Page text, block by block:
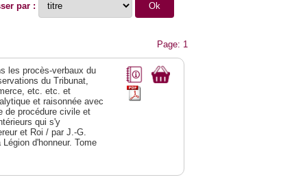
par :
Page: 1
les procès-verbaux du
du Tribunat,
etc. etc. et
et raisonnée avec
de procédure civile et
qui s'y
et Roi / par J.-G.
d'honneur. Tome